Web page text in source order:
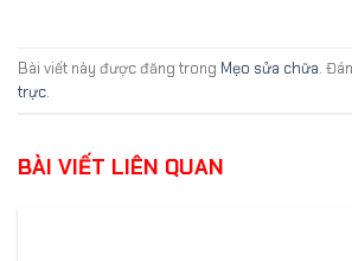
Bài viết này được đăng trong Mẹo sửa chữa.
trực.
BÀI VIẾT LIÊN QUAN